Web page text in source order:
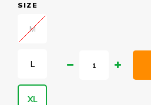
SIZE
M
L
XL